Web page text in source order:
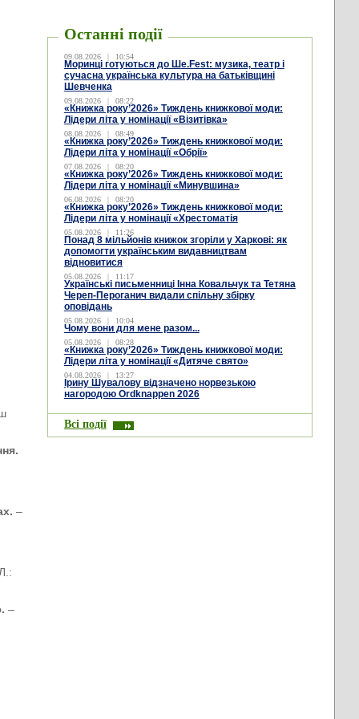
–
–
Останні події
09.08.2026 | 10:54
Моринці готуються до Ше.Fest: музика, театр і
сучасна українська культура на батьківщині
Шевченка
09.08.2026 | 08:22
«Книжка року’2026» Тиждень книжкової моди:
Лідери літа у номінації «Візитівка»
08.08.2026 | 08:49
«Книжка року’2026» Тиждень книжкової моди:
Лідери літа у номінації «Обрії»
07.08.2026 | 08:20
«Книжка року’2026» Тиждень книжкової моди:
Лідери літа у номінації «Минувшина»
06.08.2026 | 08:20
«Книжка року’2026» Тиждень книжкової моди:
Лідери літа у номінації «Хрестоматія
05.08.2026 | 11:26
Понад 8 мільйонів книжок згоріли у Харкові: як
допомогти українським видавництвам
відновитися
05.08.2026 | 11:17
Українські письменниці Інна Ковальчук та Тетяна
Череп-Пероганич видали спільну збірку
оповідань
05.08.2026 | 10:04
Чому вони для мене разом...
05.08.2026 | 08:28
«Книжка року’2026» Тиждень книжкової моди:
Лідери літа у номінації «Дитяче свято»
04.08.2026 | 13:27
Ірину Шувалову відзначено норвезькою
нагородою Ordknappen 2026
Всі події